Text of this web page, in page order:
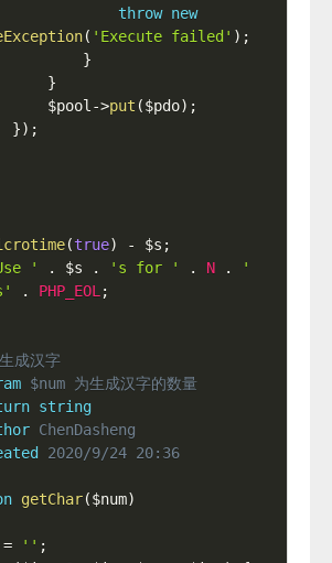
throw new
( 'Execute failed' ) ;
}
}
$pool ->put ($pdo) ;
}) ;
(true) - $s ;
' . $s . 's for ' . N .
'
. PHP_EOL ;
$num 为生成汉字的数量
string
ChenDasheng
2020/9/24 20:36
getChar($num)
= '' ;